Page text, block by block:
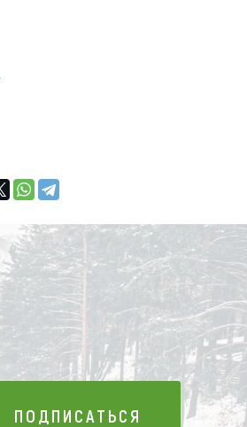
ПОДПИСАТЬСЯ